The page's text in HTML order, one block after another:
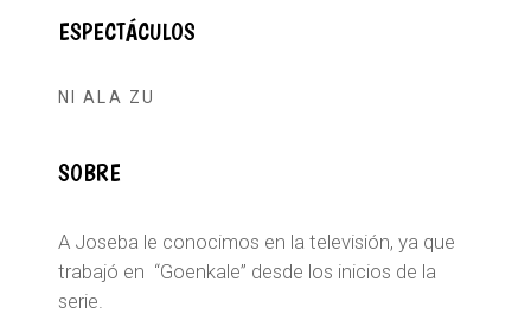
ESPECTÁCULOS
NI ALA ZU
SOBRE
A Joseba le conocimos en la televisión, ya que
trabajó en “Goenkale” desde los inicios de la
serie.